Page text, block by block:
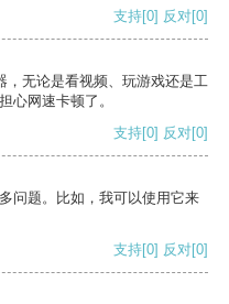
支持[0] 反对[0]
，无论是看视频、玩游戏还是工
心网速卡顿了。
支持[0] 反对[0]
问题。比如，我可以使用它来
支持[0] 反对[0]